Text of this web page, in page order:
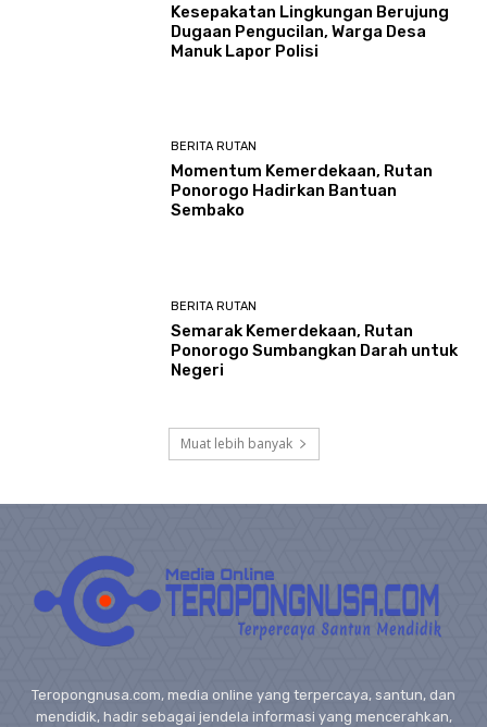
Kesepakatan Lingkungan Berujung
Dugaan Pengucilan, Warga Desa
Manuk Lapor Polisi
BERITA RUTAN
Momentum Kemerdekaan, Rutan
Ponorogo Hadirkan Bantuan
Sembako
BERITA RUTAN
Semarak Kemerdekaan, Rutan
Ponorogo Sumbangkan Darah untuk
Negeri
Muat lebih banyak
Teropongnusa.com, media online yang terpercaya, santun, dan
mendidik, hadir sebagai jendela informasi yang mencerahkan,